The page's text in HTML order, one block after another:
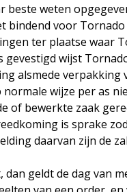
weten
voor
ter plaatse waar
wijst
alsmede
wijze per as
of bewerkte zaak
is sprake
daarvan zijn de
geldt de dag van